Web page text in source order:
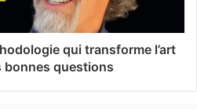
qui transforme l’art
bonnes questions